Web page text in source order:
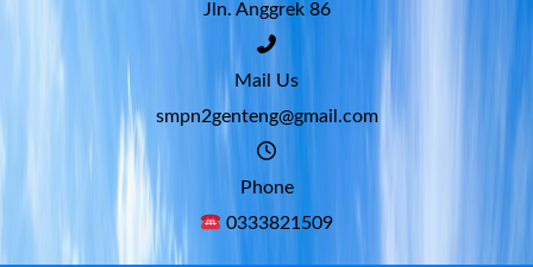
Jln. Anggrek 86
Mail Us
smpn2genteng@gmail.com
Phone
0333821509